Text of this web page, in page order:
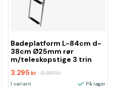
Badeplatform L-84cm d-
38cm Ø25mm rør
m/teleskopstige 3 trin
3.295 kr 3.661kr
1 variant På lager